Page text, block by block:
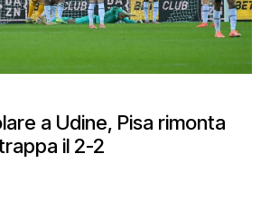
a Udine, Pisa rimonta
il 2-2